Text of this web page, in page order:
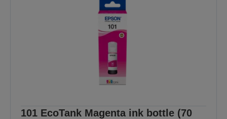
101 EcoTank Magenta ink bottle (70